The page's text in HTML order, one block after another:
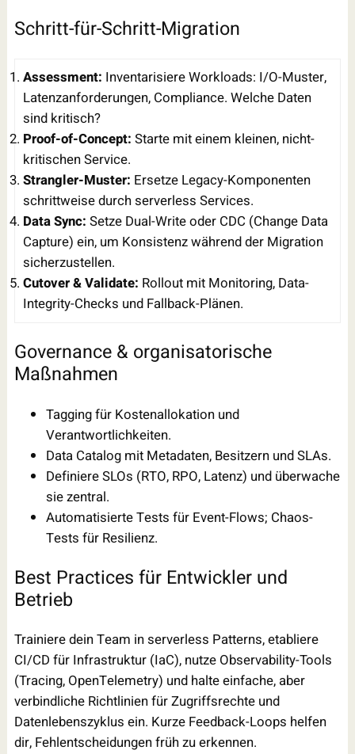
Schritt-für-Schritt-Migration
Assessment: Inventarisiere Workloads: I/O-Muster,
Latenzanforderungen, Compliance. Welche Daten
sind kritisch?
Proof-of-Concept: Starte mit einem kleinen, nicht-
kritischen Service.
Strangler-Muster: Ersetze Legacy-Komponenten
schrittweise durch serverless Services.
Data Sync: Setze Dual-Write oder CDC (Change Data
Capture) ein, um Konsistenz während der Migration
sicherzustellen.
Cutover & Validate: Rollout mit Monitoring, Data-
Integrity-Checks und Fallback-Plänen.
Governance & organisatorische
Maßnahmen
Tagging für Kostenallokation und
Verantwortlichkeiten.
Data Catalog mit Metadaten, Besitzern und SLAs.
Definiere SLOs (RTO, RPO, Latenz) und überwache
sie zentral.
Automatisierte Tests für Event-Flows; Chaos-
Tests für Resilienz.
Best Practices für Entwickler und
Betrieb
Trainiere dein Team in serverless Patterns, etabliere
CI/CD für Infrastruktur (IaC), nutze Observability-Tools
(Tracing, OpenTelemetry) und halte einfache, aber
verbindliche Richtlinien für Zugriffsrechte und
Datenlebenszyklus ein. Kurze Feedback-Loops helfen
dir, Fehlentscheidungen früh zu erkennen.